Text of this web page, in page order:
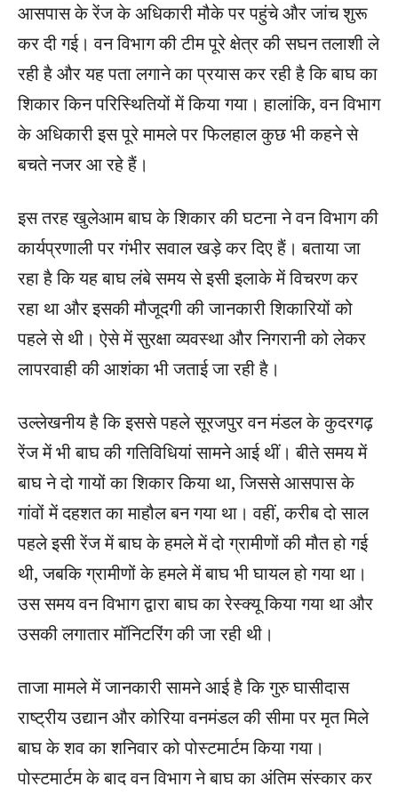
आसपास के रेंज के अधिकारी मौके पर पहुंचे और जांच शुरू
कर दी गई। वन विभाग की टीम पूरे क्षेत्र की सघन तलाशी ले
रही है और यह पता लगाने का प्रयास कर रही है कि बाघ का
शिकार किन परिस्थितियों में किया गया। हालांकि, वन विभाग
के अधिकारी इस पूरे मामले पर फिलहाल कुछ भी कहने से
बचते नजर आ रहे हैं।
इस तरह खुलेआम बाघ के शिकार की घटना ने वन विभाग की
कार्यप्रणाली पर गंभीर सवाल खड़े कर दिए हैं। बताया जा
रहा है कि यह बाघ लंबे समय से इसी इलाके में विचरण कर
रहा था और इसकी मौजूदगी की जानकारी शिकारियों को
पहले से थी। ऐसे में सुरक्षा व्यवस्था और निगरानी को लेकर
लापरवाही की आशंका भी जताई जा रही है।
उल्लेखनीय है कि इससे पहले सूरजपुर वन मंडल के कुदरगढ़
रेंज में भी बाघ की गतिविधियां सामने आई थीं। बीते समय में
बाघ ने दो गायों का शिकार किया था, जिससे आसपास के
गांवों में दहशत का माहौल बन गया था। वहीं, करीब दो साल
पहले इसी रेंज में बाघ के हमले में दो ग्रामीणों की मौत हो गई
थी, जबकि ग्रामीणों के हमले में बाघ भी घायल हो गया था।
उस समय वन विभाग द्वारा बाघ का रेस्क्यू किया गया था और
उसकी लगातार मॉनिटरिंग की जा रही थी।
ताजा मामले में जानकारी सामने आई है कि गुरु घासीदास
राष्ट्रीय उद्यान और कोरिया वनमंडल की सीमा पर मृत मिले
बाघ के शव का शनिवार को पोस्टमार्टम किया गया।
पोस्टमार्टम के बाद वन विभाग ने बाघ का अंतिम संस्कार कर